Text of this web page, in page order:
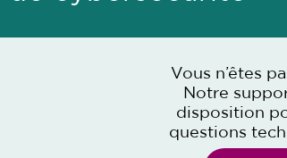
Vous n’êtes
Notre
disposition
questions